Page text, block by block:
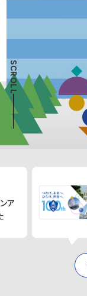
SCROLL
ア